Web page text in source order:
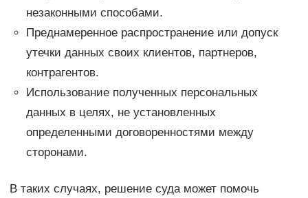
незаконными способами.
Преднамеренное распространение или допуск
утечки данных своих клиентов, партнеров,
контрагентов.
Использование полученных персональных
данных в целях, не установленных
определенными договоренностями между
сторонами.
В таких случаях, решение суда может помочь